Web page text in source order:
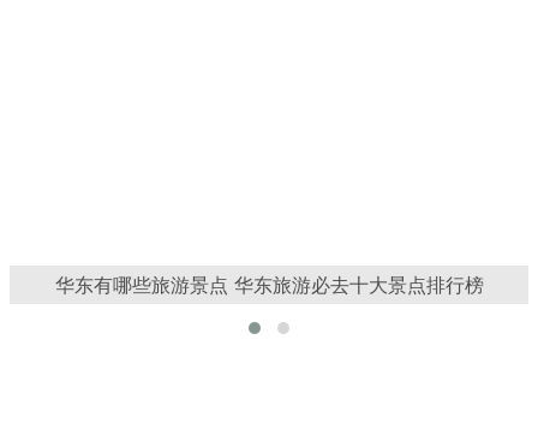
华东有哪些旅游景点 华东旅游必去十大景点排行榜